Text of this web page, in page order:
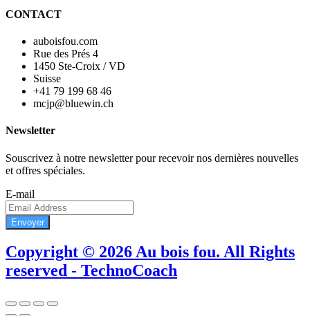
CONTACT
auboisfou.com
Rue des Prés 4
1450 Ste-Croix / VD
Suisse
+41 79 199 68 46
mcjp@bluewin.ch
Newsletter
Souscrivez à notre newsletter pour recevoir nos dernières nouvelles
et offres spéciales.
E-mail
Envoyer
Copyright © 2026 Au bois fou. All Rights
reserved - TechnoCoach